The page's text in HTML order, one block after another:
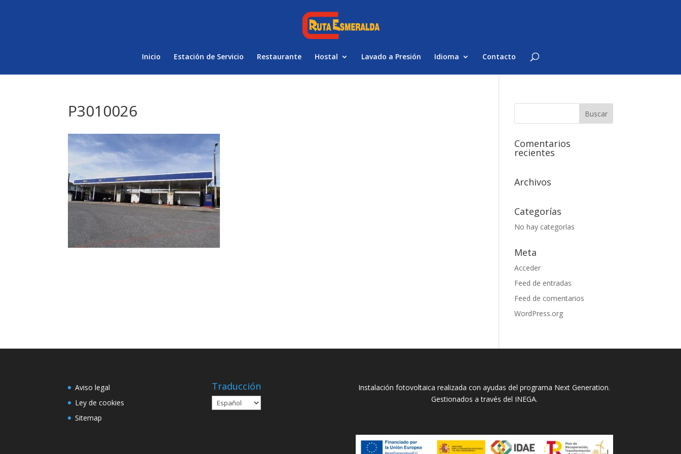
Inicio Estación de Servicio Restaurante Hostal Lavado a Presión Idioma Contacto
P3010026
Comentarios
recientes
Archivos
Categorías
No hay categorías
Meta
Acceder
Feed de entradas
Feed de comentarios
WordPress.org
Aviso legal
Ley de cookies
Sitemap
Traducción
Instalación fotovoltaica realizada con ayudas del programa Next Generation.
Gestionados a través del INEGA.